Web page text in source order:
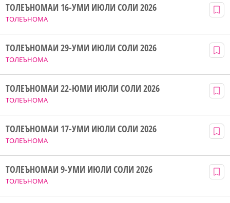
ТОЛЕЪНОМА
ТОЛЕЪНОМАИ 16-УМИ ИЮЛИ СОЛИ 2026
ТОЛЕЪНОМА
ТОЛЕЪНОМАИ 29-УМИ ИЮЛИ СОЛИ 2026
ТОЛЕЪНОМА
ТОЛЕЪНОМАИ 22-ЮМИ ИЮЛИ СОЛИ 2026
ТОЛЕЪНОМА
ТОЛЕЪНОМАИ 17-УМИ ИЮЛИ СОЛИ 2026
ТОЛЕЪНОМА
ТОЛЕЪНОМАИ 9-УМИ ИЮЛИ СОЛИ 2026